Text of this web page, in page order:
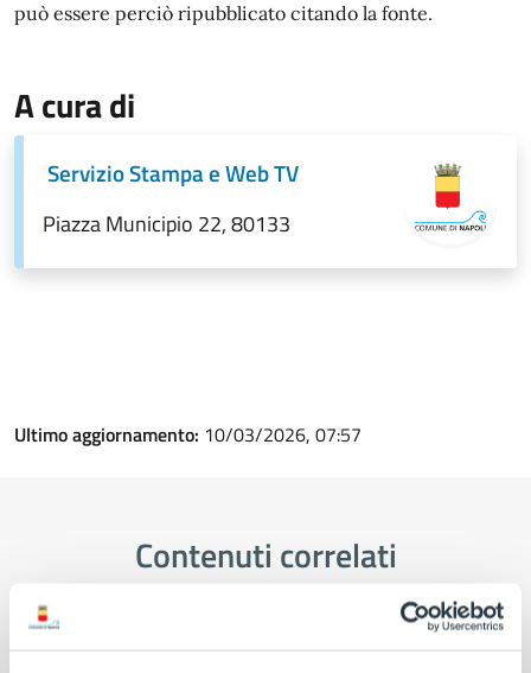
può essere perciò ripubblicato citando la fonte.
A cura di
Servizio Stampa e Web TV
Piazza Municipio 22, 80133
Ultimo aggiornamento: 10/03/2026, 07:57
Contenuti correlati